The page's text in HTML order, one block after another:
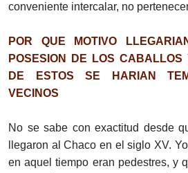
conveniente intercalar, no
POR QUE MOTIVO
POSESION DE LOS CABALLOS
DE ESTOS SE HARIAN
VECINOS
No se sabe con exactitud desde
llegaron al Chaco en el siglo XV.
en aquel tiempo eran pedestres, y